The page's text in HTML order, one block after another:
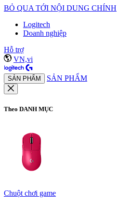
BỎ QUA TỚI NỘI DUNG CHÍNH
Logitech
Doanh nghiệp
Hỗ trợ
VN,vi
SẢN PHẨM SẢN PHẨM
Theo DANH MỤC
Chuột chơi game